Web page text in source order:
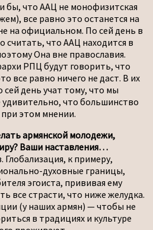
бы, что ААЦ не монофизитская
все равно это останется на
на официальном. По сей день в
что ААЦ находится в
Она вне православия.
РПЦ будут говорить, что
все равно ничего не даст. В их
сей день учат тому, что мы
что большинство
при этом мнении.
армянской молодежи,
Ваши наставления…
к примеру,
духовные границы,
эгоиста, прививая ему
все страсти, что ниже желудка.
(у наших армян) — чтобы не
в традициях и культуре